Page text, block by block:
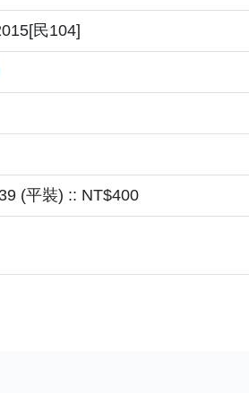
民104]
(平裝) :: NT$400